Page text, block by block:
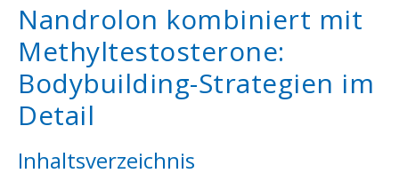
Nandrolon kombiniert mit
Methyltestosterone:
Bodybuilding-Strategien im
Detail
Inhaltsverzeichnis